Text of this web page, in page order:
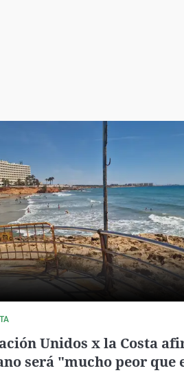
Unidos x la Costa
será "mucho peor que